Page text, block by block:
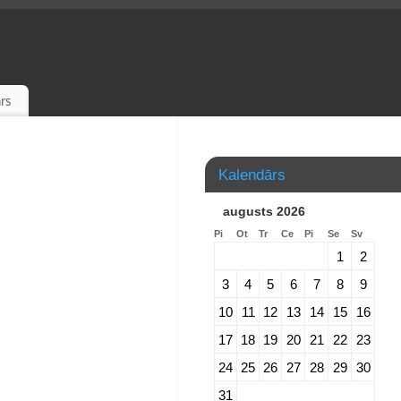
Kalendārs
augusts 2026
Pi Ot Tr Ce Pi Se Sv
1
2
3
4 5 6 7 8
9
10
11 12 13 14 15
16
17 18 19 20 21 22
23
24 25 26 27 28 29
30
31